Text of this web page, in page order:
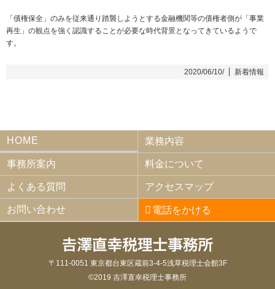
「債権保全」のみを従来通り踏襲しようとする金融機関等の債権者側が「事業
再生」の観点を強く認識することが必要な時代背景となってきているようで
す。
2020/06/10/ 新着情報
HOME 業務内容
事務所案内 料金について
よくある質問 アクセスマップ
お問い合わせ 電話をかける
〒111-0051 東京都台東区蔵前3-4-5浅草税理士会館3F
©2019 吉澤直幸税理士事務所